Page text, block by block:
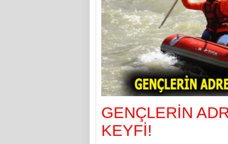
GENÇLERİN
KEYFİ!